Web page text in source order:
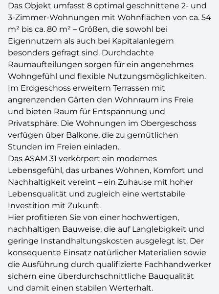
Das Objekt umfasst 8 optimal geschnittene 2- und
3-Zimmer-Wohnungen mit Wohnflächen von ca. 54
m² bis ca. 80 m² – Größen, die sowohl bei
Eigennutzern als auch bei Kapitalanlegern
besonders gefragt sind. Durchdachte
Raumaufteilungen sorgen für ein angenehmes
Wohngefühl und flexible Nutzungsmöglichkeiten.
Im Erdgeschoss erweitern Terrassen mit
angrenzenden Gärten den Wohnraum ins Freie
und bieten Raum für Entspannung und
Privatsphäre. Die Wohnungen im Obergeschoss
verfügen über Balkone, die zu gemütlichen
Stunden im Freien einladen.
Das ASAM 31 verkörpert ein modernes
Lebensgefühl, das urbanes Wohnen, Komfort und
Nachhaltigkeit vereint – ein Zuhause mit hoher
Lebensqualität und zugleich eine wertstabile
Investition mit Zukunft.
Hier profitieren Sie von einer hochwertigen,
nachhaltigen Bauweise, die auf Langlebigkeit und
geringe Instandhaltungskosten ausgelegt ist. Der
konsequente Einsatz natürlicher Materialien sowie
die Ausführung durch qualifizierte Fachhandwerker
sichern eine überdurchschnittliche Bauqualität
und damit einen stabilen Werterhalt.